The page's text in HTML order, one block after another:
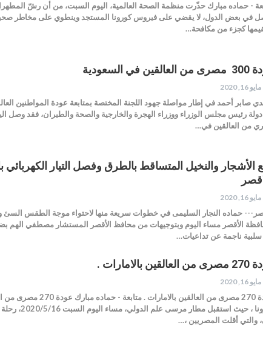
- حماده مبارك حذّرت منظمة الصحة العالمية، اليوم السبت، من أن رشّ
في بعض الدول، لا يقضي على فيروس كورونا المستجد وينطوي على مخاطر
كجزء من مكافحة…
في السعودية
مايو 16, 2020
صابر أحمد في إطار مواصلة جهود اللجنة المختصة بمتابعة عودة المواطنين
من العالقين في…
الأشجار والنخيل المتساقط بالطرق وفصل التيار الكهربائي
مايو 16, 2020
حماده النجار السليمى في خطوات سريعة منها لاحتواء موجة الطقس السئ
الأقصر مساء اليوم وبتوجيهات من محافظ الأقصر المستشار مصطفي الهم
سلبية ناجمة عن تداعيات…
بالامارات .
مايو 16, 2020
عودة 270 مصرى من العالقين
كورونا ، حيث
والتي أقلت المصريين ،…